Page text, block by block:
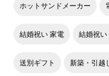
ホットサンドメーカー
結婚祝い 家電 結婚祝
送別ギフト 新築・引越